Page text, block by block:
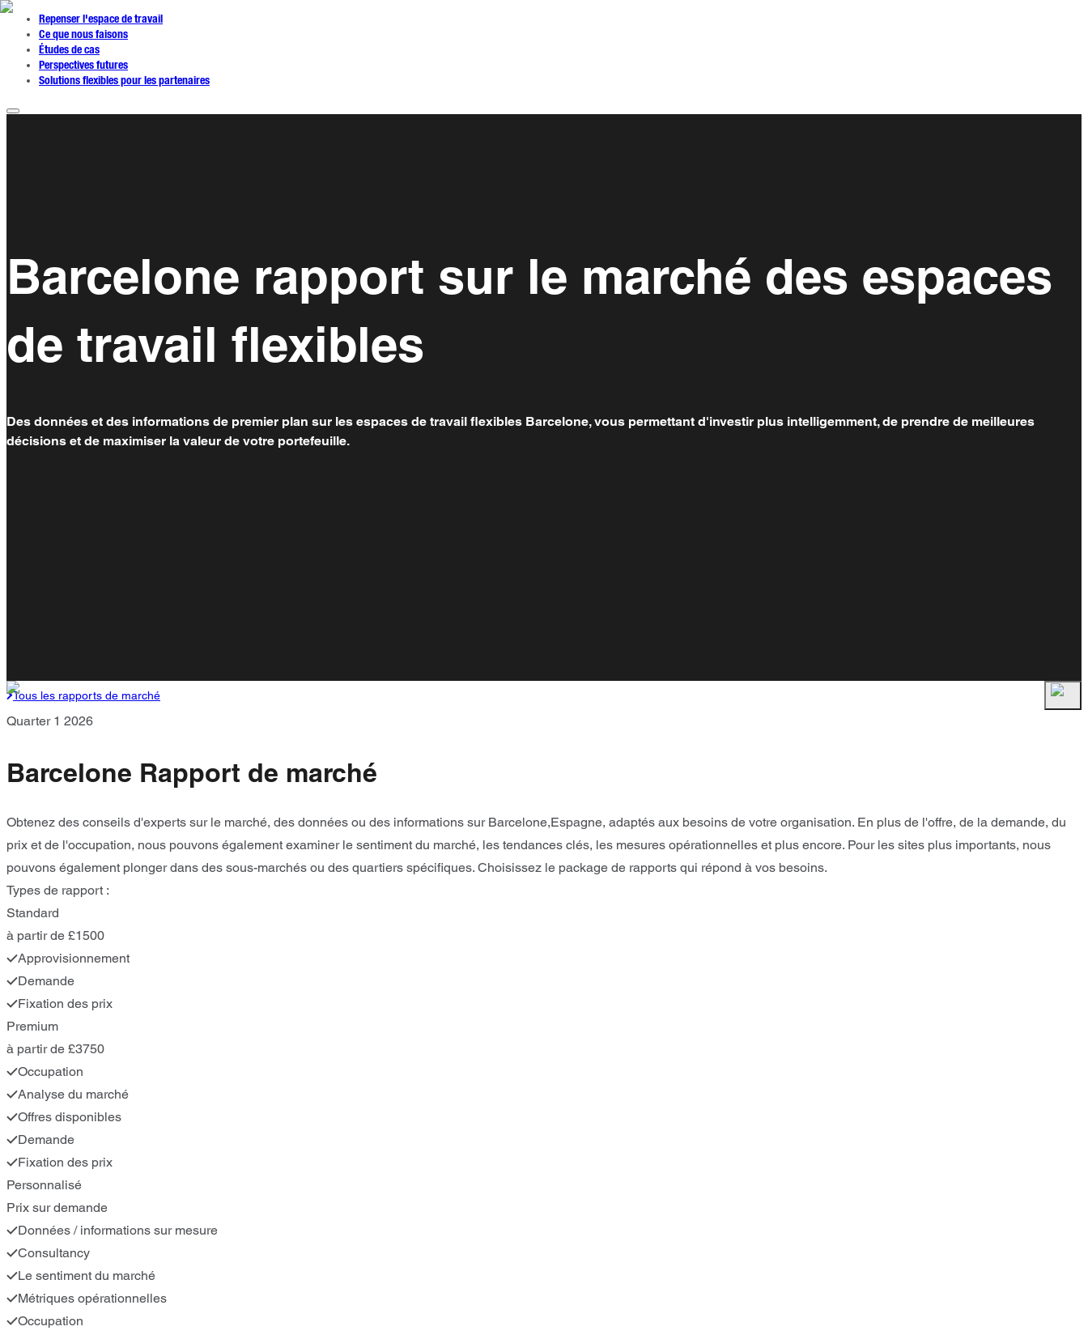
Repenser l'espace de travail
Ce que nous faisons
Études de cas
Perspectives futures
Solutions flexibles pour les partenaires
Barcelone rapport sur le marché des espaces
de travail flexibles
Des données et des informations de premier plan sur les espaces de travail flexibles Barcelone, vous permettant d'investir plus intelligemment, de prendre de meilleures
décisions et de maximiser la valeur de votre portefeuille.
Tous les rapports de marché
Quarter 1 2026
Barcelone Rapport de marché
Obtenez des conseils d'experts sur le marché, des données ou des informations sur Barcelone,Espagne, adaptés aux besoins de votre organisation. En plus de l'offre, de la demande, du
prix et de l'occupation, nous pouvons également examiner le sentiment du marché, les tendances clés, les mesures opérationnelles et plus encore. Pour les sites plus importants, nous
pouvons également plonger dans des sous-marchés ou des quartiers spécifiques. Choisissez le package de rapports qui répond à vos besoins.
Types de rapport :
Standard
à partir de £1500
Approvisionnement
Demande
Fixation des prix
Premium
à partir de £3750
Occupation
Analyse du marché
Offres disponibles
Demande
Fixation des prix
Personnalisé
Prix sur demande
Données / informations sur mesure
Consultancy
Le sentiment du marché
Métriques opérationnelles
Occupation